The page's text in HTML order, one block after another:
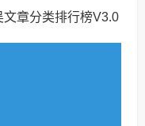
文章分类排行榜V3.0